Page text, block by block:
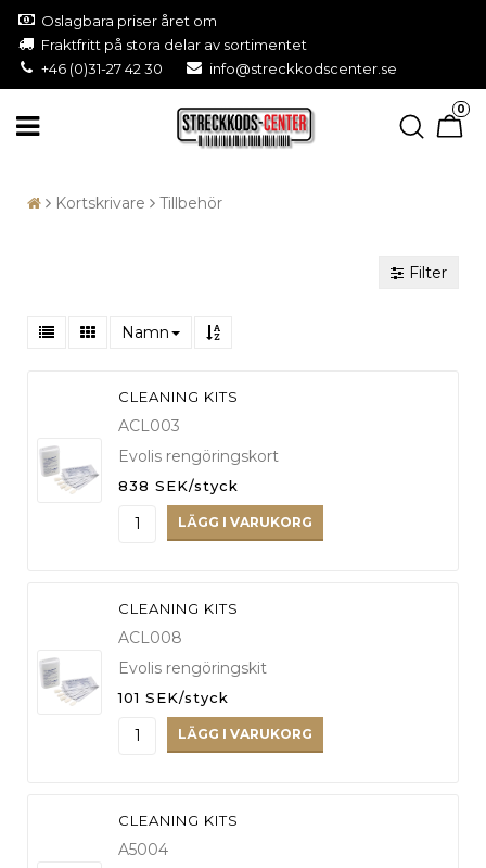
Oslagbara priser året om
Fraktfritt på stora delar av sortimentet
+46 (0)31-27 42 30
info@streckkodscenter.se
0
Kortskrivare Tillbehör
Filter
Namn
CLEANING KITS
ACL003
Evolis rengöringskort
838 SEK/styck
LÄGG I VARUKORG
CLEANING KITS
ACL008
Evolis rengöringskit
101 SEK/styck
LÄGG I VARUKORG
CLEANING KITS
A5004